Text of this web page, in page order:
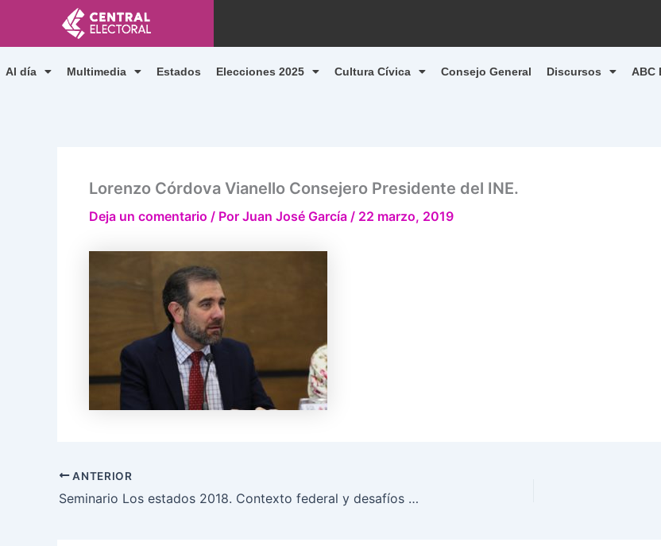
contenido
Al día Multimedia Estados Elecciones 2025 Cultura Cívica Consejo General Discursos ABC
Lorenzo Córdova Vianello Consejero Presidente del INE.
Deja un comentario / Por Juan José García / 22 marzo, 2019
ANTERIOR
Seminario Los estados 2018. Contexto federal y desafíos en los Procesos Locales